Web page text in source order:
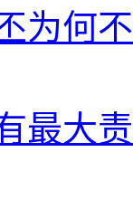
为何
最大